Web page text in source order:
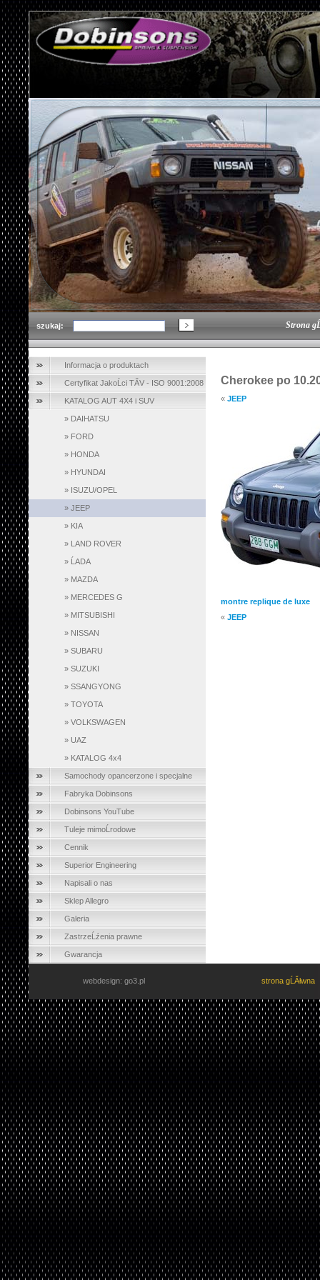
szukaj: Strona
Informacja o produktach
Certyfikat JakoĹci TĂV - ISO 9001:2008
KATALOG AUT 4X4 i SUV
» DAIHATSU
» FORD
» HONDA
» HYUNDAI
» ISUZU/OPEL
» JEEP
» KIA
» LAND ROVER
» ĹADA
» MAZDA
» MERCEDES G
» MITSUBISHI
» NISSAN
» SUBARU
» SUZUKI
» SSANGYONG
» TOYOTA
» VOLKSWAGEN
» UAZ
» KATALOG 4x4
Samochody opancerzone i specjalne
Fabryka Dobinsons
Dobinsons YouTube
Tuleje mimoĹrodowe
Cennik
Superior Engineering
Napisali o nas
Sklep Allegro
Galeria
ZastrzeĹźenia prawne
Gwarancja
Cherokee po
« JEEP
montre replique de luxe
« JEEP
webdesign: go3.pl strona gĹĂłwna